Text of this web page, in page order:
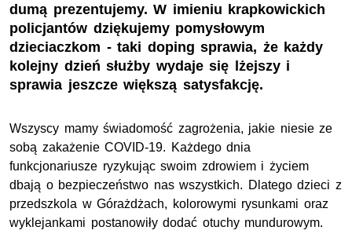
dumą prezentujemy. W imieniu krapkowickich
policjantów dziękujemy pomysłowym
dzieciaczkom - taki doping sprawia, że każdy
kolejny dzień służby wydaje się lżejszy i
sprawia jeszcze większą satysfakcję.
Wszyscy mamy świadomość zagrożenia, jakie niesie ze
sobą zakażenie COVID-19. Każdego dnia
funkcjonariusze ryzykując swoim zdrowiem i życiem
dbają o bezpieczeństwo nas wszystkich. Dlatego dzieci z
przedszkola w Górażdżach, kolorowymi rysunkami oraz
wyklejankami postanowiły dodać otuchy mundurowym.